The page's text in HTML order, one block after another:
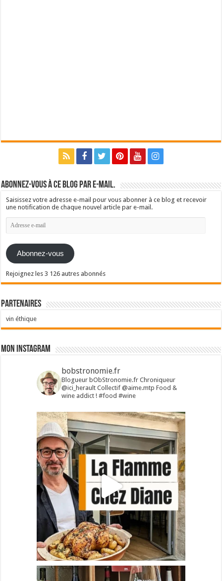
Abonnez-vous à ce blog par e-mail.
Saisissez votre adresse e-mail pour vous abonner à ce blog et recevoir
une notification de chaque nouvel article par e-mail.
Adresse
e-
Abonnez-vous
Rejoignez les 3 126 autres abonnés
Partenaires
vin éthique
Mon Instagram
bobstronomie.fr
Blogueur bObStronomie.fr Chroniqueur
@ici_heraultCollectif @aime.mtp Food &
wine addict !#food #wine